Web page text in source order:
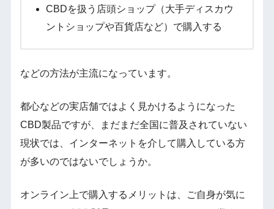
CBDを扱う店頭ショップ（大手ディスカウ
ントショップや百貨店など）で購入する
などの方法が主流になっています。
都心などの実店舗ではよく見かけるようになった
CBD製品ですが、まだまだ全国に普及されていない
現状では、インターネットを介して購入している方
が多いのではないでしょうか。
オンライン上で購入するメリットは、ご自身が気に